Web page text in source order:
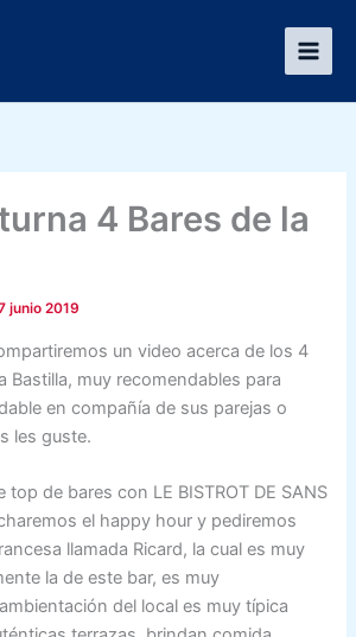
4 Bares de la
junio 2019
un video acerca de los 4
Bastilla, muy recomendables para
en compañía de sus parejas o
les guste.
top de bares con LE BISTROT DE SANS
el happy hour y pediremos
llamada Ricard, la cual es muy
la de este bar, es muy
del local es muy típica